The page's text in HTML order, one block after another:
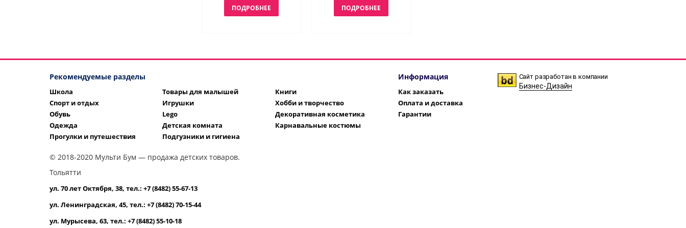
ПОДРОБНЕЕ ПОДРОБНЕЕ
Рекомендуемые разделы Информация Сайт разработан в компании
Бизнес-Дизайн
Школа
Спорт и отдых
Обувь
Одежда
Прогулки и путешествия
Товары для малышей
Игрушки
Lego
Детская комната
Подгузники и гигиена
Книги
Хобби и творчество
Декоративная косметика
Карнавальные костюмы
Как заказать
Оплата и доставка
Гарантии
© 2018-2020 Мульти Бум — продажа детских товаров.
Тольятти
ул. 70 лет Октября, 38, тел.: +7 (8482) 55-67-13
ул. Ленинградская, 45, тел.: +7 (8482) 70-15-44
ул. Мурысева, 63, тел.: +7 (8482) 55-10-18